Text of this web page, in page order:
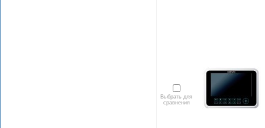
Выбрать для
сравнения